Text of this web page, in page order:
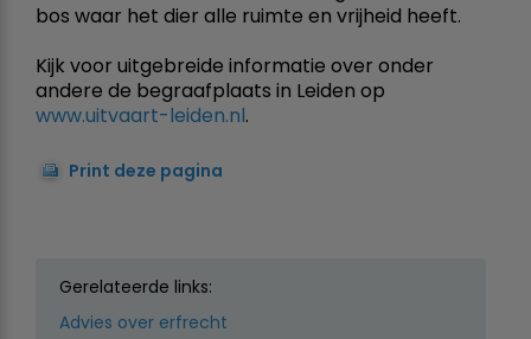
bos waar het dier alle ruimte en vrijheid heeft.
Kijk voor uitgebreide informatie over onder
andere de begraafplaats in Leiden op
www.uitvaart-leiden.nl.
Print deze pagina
Gerelateerde links:
Advies over erfrecht